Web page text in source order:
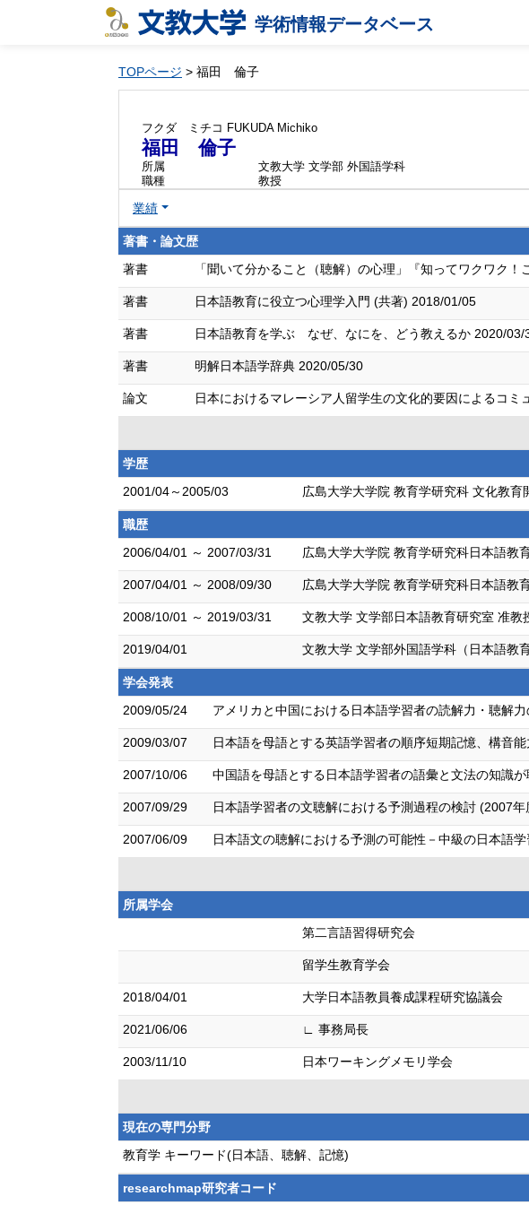
学術情報データベース
TOPページ > 福田 倫子
フクダ ミチコ FUKUDA Michiko
福田 倫子
所属
文教大学 文学部 外国語学科
職種
教授
業績
著書・論文歴
著書
「聞いて分かること（聴解）の心理」『知ってワクワク
著書 日本語教育に役立つ心理学入門 (共著) 2018/01/05
著書 日本語教育を学ぶ なぜ、なにを、どう教えるか 2020/03/
著書 明解日本語学辞典 2020/05/30
論文 日本におけるマレーシア人留学生の文化的要因によるコ
学歴
2001/04～2005/03
広島大学大学院 教育学研究科 文化教
職歴
2006/04/01 ～ 2007/03/31
広島大学大学院 教育学研究科日本語教
2007/04/01 ～ 2008/09/30 広島大学大学院 教育学研究科日本語教
2008/10/01 ～ 2019/03/31 文教大学 文学部日本語教育研究室 准教
2019/04/01 文教大学 文学部外国語学科（日本語教
学会発表
2009/05/24
アメリカと中国における日本語学習者の読解力・聴解
2009/03/07 日本語を母語とする英語学習者の順序短期記憶、構音
2007/10/06 中国語を母語とする日本語学習者の語彙と文法の知識
2007/09/29 日本語学習者の文聴解における予測過程の検討 (2007
2007/06/09 日本語文の聴解における予測の可能性－中級の日本語
所属学会
第二言語習得研究会
留学生教育学会
2018/04/01 大学日本語教員養成課程研究協議会
2021/06/06 ∟ 事務局長
2003/11/10 日本ワーキングメモリ学会
現在の専門分野
教育学 キーワード(日本語、聴解、記憶)
researchmap研究者コード